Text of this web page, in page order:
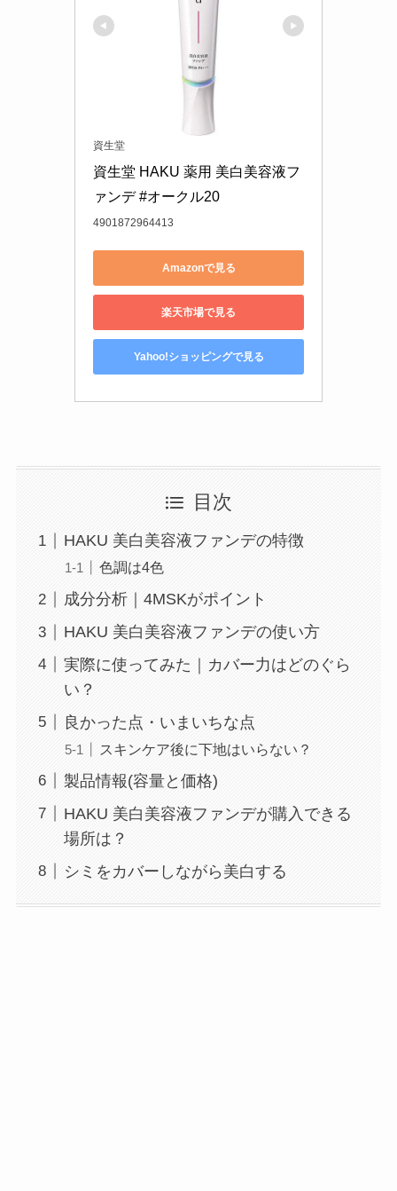
資生堂
資生堂 HAKU 薬用 美白美容液フ
ァンデ #オークル20
4901872964413
Amazonで見る
楽天市場で見る
Yahoo!ショッピングで見る
目次
HAKU 美白美容液ファンデの特徴
色調は4色
成分分析｜4MSKがポイント
HAKU 美白美容液ファンデの使い方
実際に使ってみた｜カバー力はどのぐら
い？
良かった点・いまいちな点
スキンケア後に下地はいらない？
製品情報(容量と価格)
HAKU 美白美容液ファンデが購入できる
場所は？
シミをカバーしながら美白する